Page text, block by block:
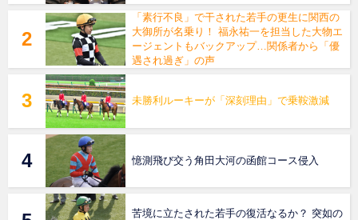
「素行不良」で干された若手の更生に関西の
大御所が名乗り！ 福永祐一を担当した大物エ
ージェントもバックアップ…関係者から「優
遇され過ぎ」の声
未勝利ルーキーが「深刻理由」で乗鞍激減
憶測飛び交う角田大河の函館コース侵入
苦境に立たされた若手の復活なるか？ 突如の